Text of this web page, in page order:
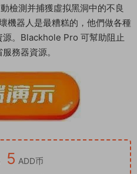
檢測并捕獲虛拟黑洞中的不良
機器人是最糟糕的，他們做各種
。Blackhole Pro 可幫助阻止
務器資源。
5 ADD币